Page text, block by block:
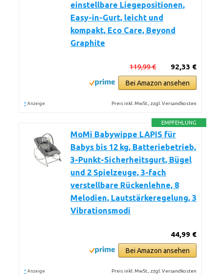
einstellbare Liegepositionen,
Easy-in-Gurt, leicht und
kompakt, Eco Care, Beyond
Graphite
92,33 €
119,99 €
Bei Amazon ansehen
* Anzeige Preis inkl. MwSt., zzgl. Versandkosten
EMPFEHLUNG
MoMi Babywippe LAPIS für
Babys bis 12 kg, Batteriebetrieb,
3-Punkt-Sicherheitsgurt, Bügel
und 2 Spielzeuge, 3-fach
verstellbare Rückenlehne, 8
Melodien, Lautstärkeregelung, 3
Vibrationsmodi
44,99 €
Bei Amazon ansehen
* Anzeige Preis inkl. MwSt., zzgl. Versandkosten